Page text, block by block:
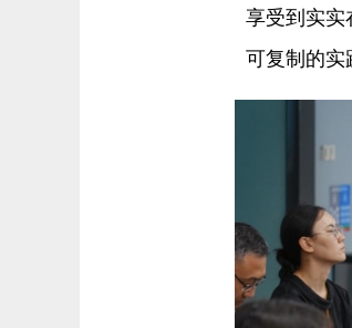
享受到实实
可复制的实